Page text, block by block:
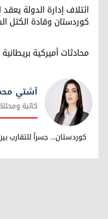
ائتلاف إدارة الدولة
كوردستان وقادة الكتل
محادثات أميركية
آشتي محمد
آشتي
كاتبة
كوردستان... جسراً للتقارب